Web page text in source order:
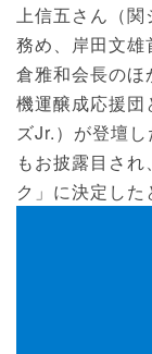
上信五さん（
務め、岸田文
倉雅和会長のほ
機運醸成応援
ズJr.）が登壇
もお披露目さ
ク」に決定した